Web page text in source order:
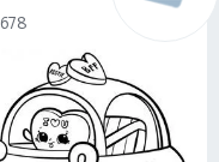
678